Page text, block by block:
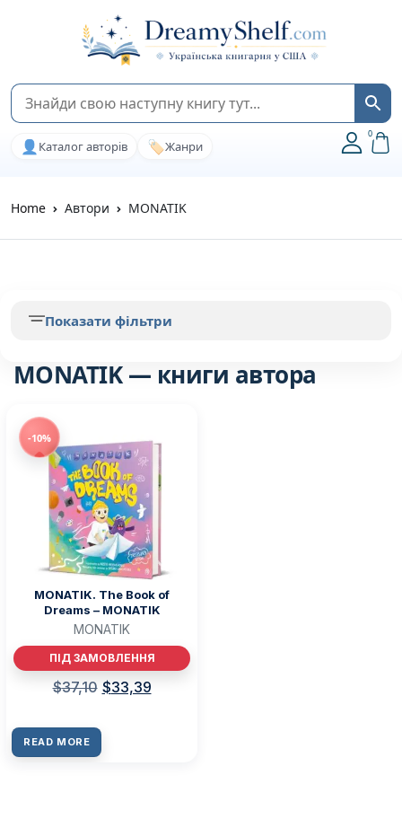
👤 Каталог авторів 🏷️Жанри
0
Home Автори MONATIK
MONATIK — книги автора
-10%
MONATIK. The Book of
Dreams – MONATIK
MONATIK
ПІД ЗАМОВЛЕННЯ
$37,10 $33,39
READ MORE
Показати фільтри